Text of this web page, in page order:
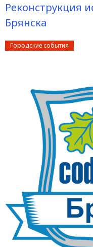
Реконструкция
Брянска
Городские события